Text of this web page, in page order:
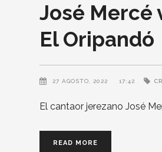
José Mercé
El Oripandó
27 AGOSTO, 2022 17:42
El cantaor jerezano José
READ MORE